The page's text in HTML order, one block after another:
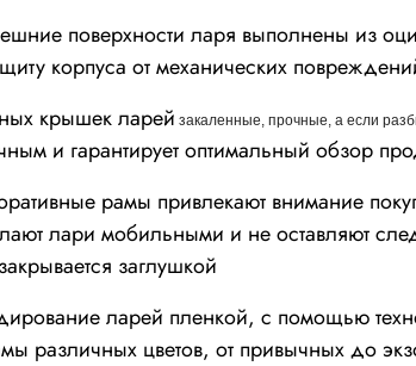
поверхности ларя выполнены из
корпуса от механических
крышек ларей закаленные, прочные, а если
и гарантирует оптимальный обзор
рамы привлекают внимание
лари мобильными и не оставляют
заглушкой
ларей пленкой, с помощью
различных цветов, от привычных до